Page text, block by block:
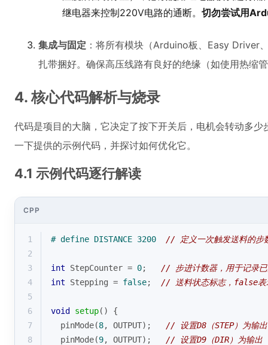
继电器来控制220V电路的通断。 切勿尝试用
集成与固定 ：将所有模块（Arduino板、Easy Driver
扎带捆好。确保高压线路有良好的绝缘（如使用热缩
4. 核心代码解析与烧录
代码是项目的大脑，它决定了按下开关后，电机会转动多
一下提供的示例代码，并探讨如何优化它。
4.1 示例代码逐行解读
CPP
1 # define DISTANCE 3200 // 定义一次触发送料的步
2
3
int StepCounter = 0; // 步进计数器，用于记录已
4
int Stepping = false; // 送料状态标志，false表
5
6
void setup()
{
7
pinMode(8, OUTPUT); // 设置D8（STEP）为输出
8
pinMode(9, OUTPUT); // 设置D9（DIR）为输出